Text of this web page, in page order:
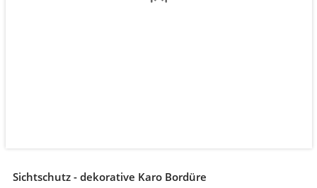
Sichtschutz - dekorative Karo Bordüre